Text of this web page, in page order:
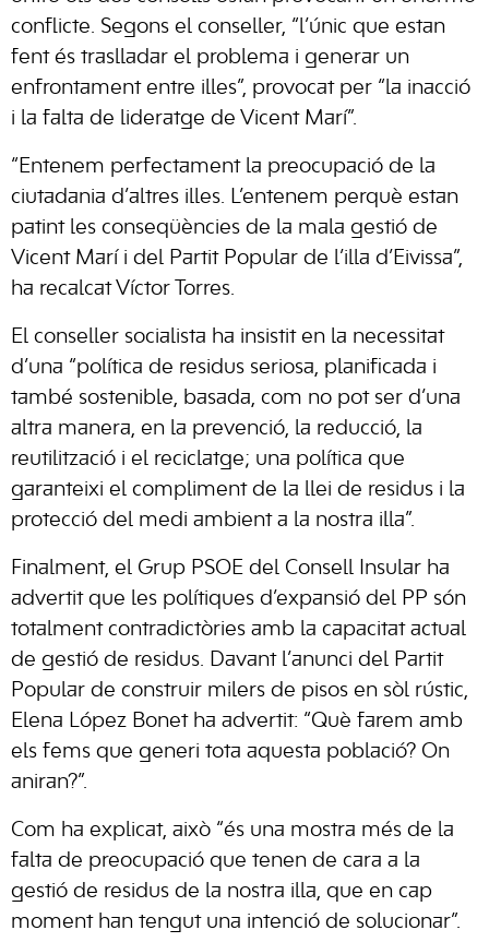
conflicte. Segons el conseller, “l’únic que estan
fent és traslladar el problema i generar un
enfrontament entre illes”, provocat per “la inacció
i la falta de lideratge de Vicent Marí”.
“Entenem perfectament la preocupació de la
ciutadania d’altres illes. L’entenem perquè estan
patint les conseqüències de la mala gestió de
Vicent Marí i del Partit Popular de l’illa d’Eivissa”,
ha recalcat Víctor Torres.
El conseller socialista ha insistit en la necessitat
d’una “política de residus seriosa, planificada i
també sostenible, basada, com no pot ser d’una
altra manera, en la prevenció, la reducció, la
reutilització i el reciclatge; una política que
garanteixi el compliment de la llei de residus i la
protecció del medi ambient a la nostra illa”.
Finalment, el Grup PSOE del Consell Insular ha
advertit que les polítiques d’expansió del PP són
totalment contradictòries amb la capacitat actual
de gestió de residus. Davant l’anunci del Partit
Popular de construir milers de pisos en sòl rústic,
Elena López Bonet ha advertit: “Què farem amb
els fems que generi tota aquesta població? On
aniran?”.
Com ha explicat, això “és una mostra més de la
falta de preocupació que tenen de cara a la
gestió de residus de la nostra illa, que en cap
moment han tengut una intenció de solucionar”.